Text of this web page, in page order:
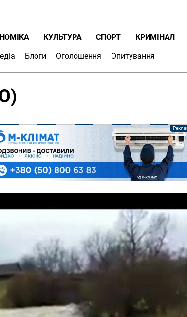
КУЛЬТУРА СПОРТ КРИМІНАЛ
Блоги Оголошення Опитування